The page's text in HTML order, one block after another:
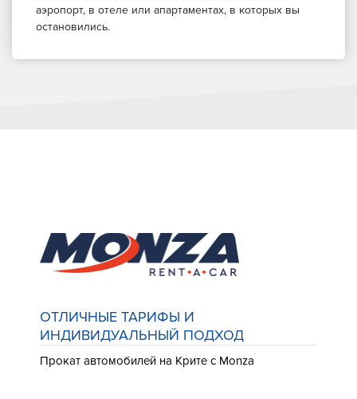
аэропорт, в отеле или апартаментах, в которых вы
остановились.
ОТЛИЧНЫЕ ТАРИФЫ И
ИНДИВИДУАЛЬНЫЙ ПОДХОД
Прокат автомобилей на Крите с Monza